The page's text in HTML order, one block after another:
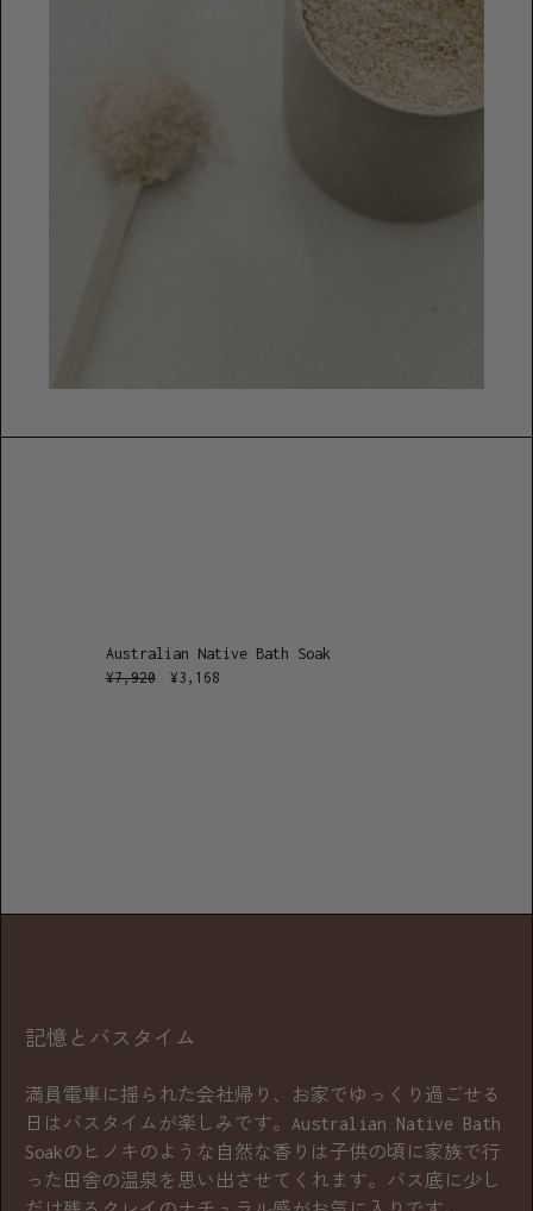
Australian Native Bath Soak
¥7,920 ¥3,168
記憶とバスタイム
満員電車に揺られた会社帰り、お家でゆっくり過ごせる
日はバスタイムが楽しみです。Australian Native Bath
Soakのヒノキのような自然な香りは子供の頃に家族で行
った田舎の温泉を思い出させてくれます。バス底に少し